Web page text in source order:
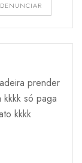
DENUNCIAR
prender
só paga
kkkk